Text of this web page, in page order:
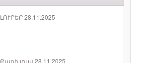
ԼՈՒՐԵՐ 28.11.2025
Բարի լույս 28.11.2025